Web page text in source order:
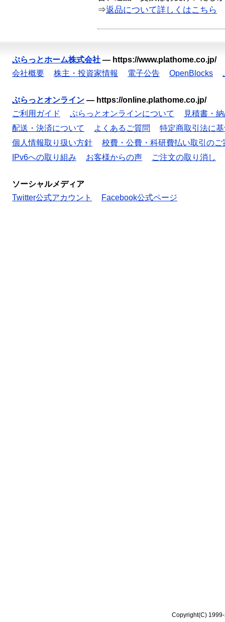
⇒返品について詳しくはこちら
ぷらっとホーム株式会社 — https://www.plathome.co.jp/
会社概要
株主・投資家情報 電子公告 OpenBlocks
ぷらっとオンライン — https://online.plathome.co.jp/
ご利用ガイド
ぷらっとオンラインについて
見積書・
配送・決済について
よくあるご質問
特定商取引法に
個人情報取り扱い方針
校費・公費・科研費払い取引のご
IPv6への取り組み
お客様からの声 ご注文の取り消し
ソーシャルメディア
Twitter公式アカウント
Facebook公式ページ
Copyright(C)